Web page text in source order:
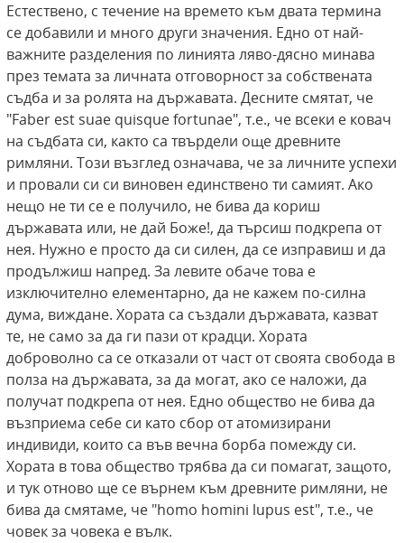
Естествено, с течение на времето към двата термина
се добавили и много други значения. Едно от най-
важните разделения по линията ляво-дясно минава
през темата за личната отговорност за собствената
съдба и за ролята на държавата. Десните смятат, че
"Faber est suae quisque fortunae", т.е., че всеки е ковач
на съдбата си, както са твърдели още древните
римляни. Този възглед означава, че за личните успехи
и провали си си виновен единствено ти самият. Ако
нещо не ти се е получило, не бива да кориш
държавата или, не дай Боже!, да търсиш подкрепа от
нея. Нужно е просто да си силен, да се изправиш и да
продължиш напред. За левите обаче това е
изключително елементарно, да не кажем по-силна
дума, виждане. Хората са създали държавата, казват
те, не само за да ги пази от крадци. Хората
доброволно са се отказали от част от своята свобода в
полза на държавата, за да могат, ако се наложи, да
получат подкрепа от нея. Едно общество не бива да
възприема себе си като сбор от атомизирани
индивиди, които са във вечна борба помежду си.
Хората в това общество трябва да си помагат, защото,
и тук отново ще се върнем към древните римляни, не
бива да смятаме, че "homo homini lupus est", т.е., че
човек за човека е вълк.